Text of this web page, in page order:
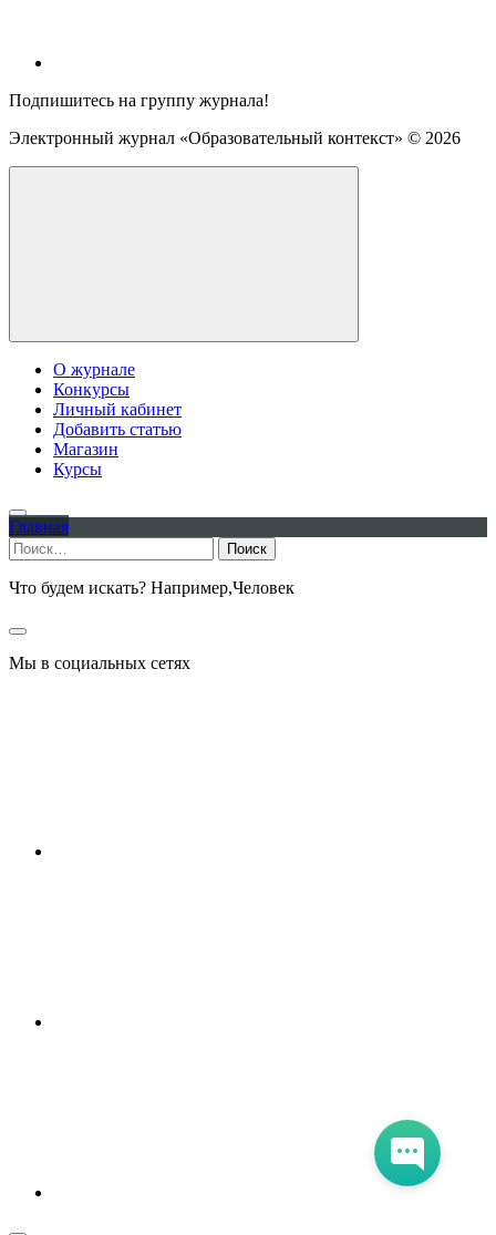
Подпишитесь на группу журнала!
Электронный журнал «Образовательный контекст» © 2026
О журнале
Конкурсы
Личный кабинет
Добавить статью
Магазин
Курсы
Главная
Найти:
Что будем искать? Например,Человек
Мы в социальных сетях